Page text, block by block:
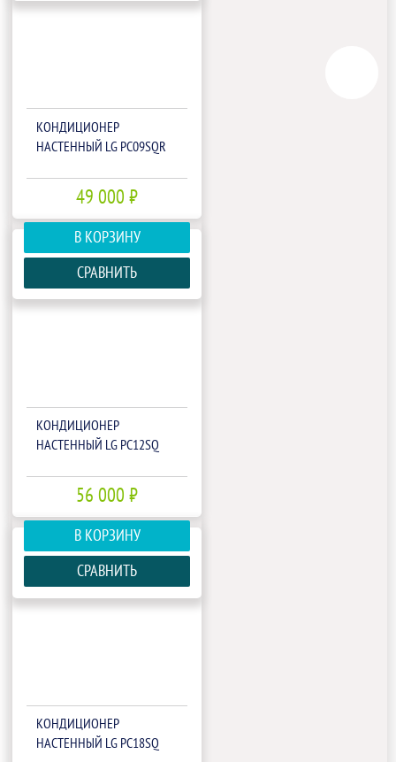
КОНДИЦИОНЕР
НАСТЕННЫЙ LG PC09SQR
49 000 ₽
В КОРЗИНУ
СРАВНИТЬ
КОНДИЦИОНЕР
НАСТЕННЫЙ LG PC12SQ
56 000 ₽
В КОРЗИНУ
СРАВНИТЬ
КОНДИЦИОНЕР
НАСТЕННЫЙ LG PC18SQ